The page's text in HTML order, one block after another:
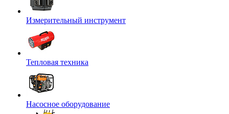
Измерительный инструмент
Тепловая техника
Насосное оборудование